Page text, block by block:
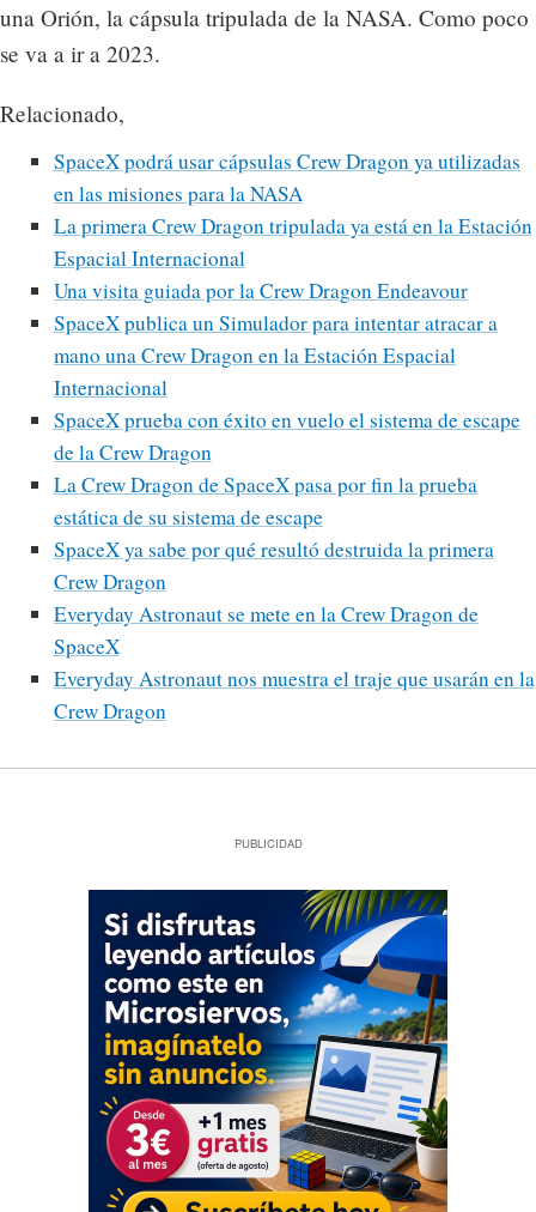
una Orión, la cápsula tripulada de la NASA. Como poco
se va a ir a 2023.
Relacionado,
SpaceX podrá usar cápsulas Crew Dragon ya utilizadas
en las misiones para la NASA
La primera Crew Dragon tripulada ya está en la Estación
Espacial Internacional
Una visita guiada por la Crew Dragon Endeavour
SpaceX publica un Simulador para intentar atracar a
mano una Crew Dragon en la Estación Espacial
Internacional
SpaceX prueba con éxito en vuelo el sistema de escape
de la Crew Dragon
La Crew Dragon de SpaceX pasa por fin la prueba
estática de su sistema de escape
SpaceX ya sabe por qué resultó destruida la primera
Crew Dragon
Everyday Astronaut se mete en la Crew Dragon de
SpaceX
Everyday Astronaut nos muestra el traje que usarán en la
Crew Dragon
PUBLICIDAD